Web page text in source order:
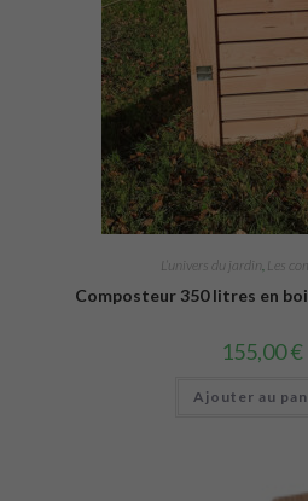
L’univers du jardin Les
Composteur 350 litres en
155,00€
Ajouter au